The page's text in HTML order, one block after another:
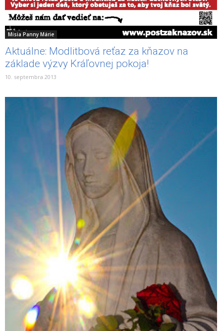
Misia Panny Márie
Aktuálne: Modlitbová reťaz za kňazov na
základe výzvy Kráľovnej pokoja!
10. septembra 2013